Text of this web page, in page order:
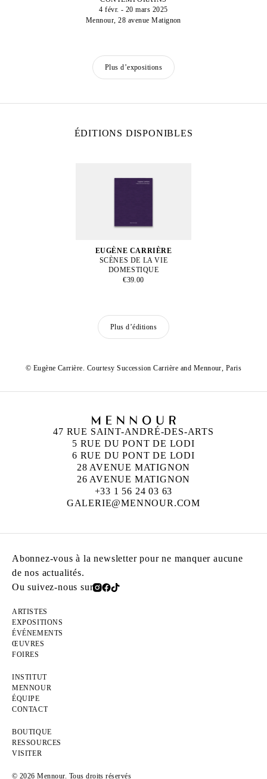
4 févr. - 20 mars 2025
Mennour, 28 avenue Matignon
Plus d’expositions
ÉDITIONS DISPONIBLES
EUGÈNE CARRIÈRE
SCÈNES DE LA VIE
DOMESTIQUE
€39.00
Plus d’éditions
© Eugène Carrière. Courtesy Succession Carrière and Mennour, Paris
47 RUE SAINT-ANDRÉ-DES-ARTS
5 RUE DU PONT DE LODI
6 RUE DU PONT DE LODI
28 AVENUE MATIGNON
26 AVENUE MATIGNON
+33 1 56 24 03 63
GALERIE@MENNOUR.COM
Abonnez-vous à la newsletter pour ne manquer aucune
de nos actualités.
Ou suivez-nous sur
ARTISTES
EXPOSITIONS
ÉVÉNEMENTS
ŒUVRES
FOIRES
INSTITUT
MENNOUR
ÉQUIPE
CONTACT
BOUTIQUE
RESSOURCES
VISITER
© 2026 Mennour. Tous droits réservés